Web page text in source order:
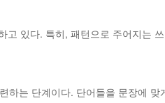
고 있다. 특히, 패턴으로 주어지는
하는 단계이다. 단어들을 문장에